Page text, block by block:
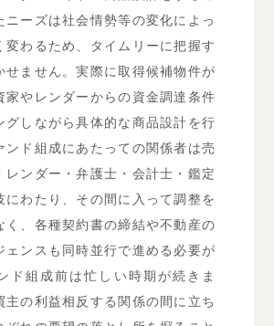
ニーズは社会情勢等の変化によっ
変わるため、タイムリーに把握す
せません。実際に取得候補物件が
家やレンダーからの資金調達条件
グしながら具体的な商品設計を行
ンド組成にあたっての関係者は売
レンダー・弁護士・会計士・鑑定
にわたり、その間に入って調整を
く、各種契約書の締結や不動産の
ェンスも同時並行で進める必要が
ド組成前は忙しい時期が続きま
主の利益相反する関係の間に立ち